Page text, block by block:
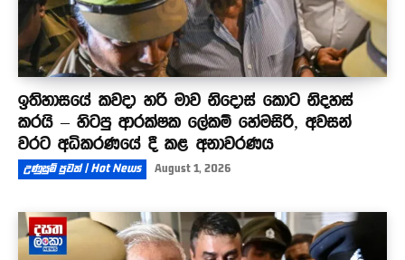
ඉතිහාසයේ කවදා හරි මාව නිදොස් කොට නිදහස්
කරයි – හිටපු ආරක්ෂක ලේකම් හේමසිරි, අවසන්
වරට අධිකරණයේ දී කළ අනාවරණය
උණුසුම් පුවත් | Hot News August 1, 2026